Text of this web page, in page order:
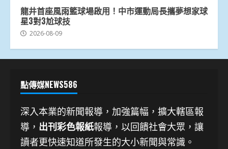
龍井首座風雨籃球場啟用！中市運動局長攜夢想家球
星3對3尬球技
2026-08-09
點傳媒NEWS586
深入本業的新聞報導，加強篇幅，擴大轄區報
導， 出刊彩色報紙報導，以回饋社會大眾，讓
讀者更快速知道所發生的大小新聞與常識。